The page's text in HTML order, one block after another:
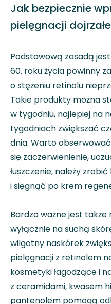
Jak bezpiecznie
pielęgnacji
Podstawową zasadą
60. roku życia powinny
o stężeniu retinolu
Takie produkty można
w tygodniu, najlepiej na
tygodniach zwiększać
dnia. Warto
się zaczerwienienie,
łuszczenie, należy
i sięgnąć po krem
Bardzo ważne jest także
wyłącznie na suchą
wilgotny naskórek
pielęgnacji z retinolem
kosmetyki łagodzące i
z ceramidami, kwasem
pantenolem pomogą